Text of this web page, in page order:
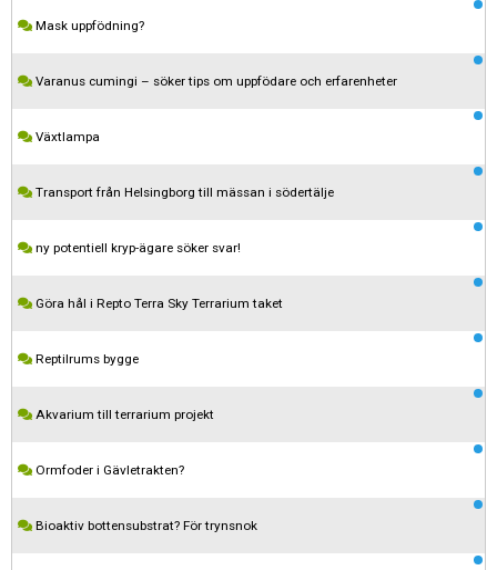
Mask uppfödning?
Varanus cumingi – söker tips om uppfödare och erfarenheter
Växtlampa
Transport från Helsingborg till mässan i södertälje
ny potentiell kryp-ägare söker svar!
Göra hål i Repto Terra Sky Terrarium taket
Reptilrums bygge
Akvarium till terrarium projekt
Ormfoder i Gävletrakten?
Bioaktiv bottensubstrat? För trynsnok